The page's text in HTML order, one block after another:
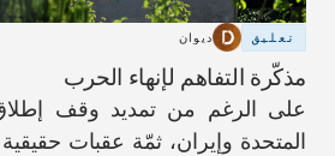
تعليق ديوان
مذكّرة التفاهم لإنهاء الحرب
على الرغم من تمديد وقف إطلاق
المتحدة وإيران، ثمّة عقبات